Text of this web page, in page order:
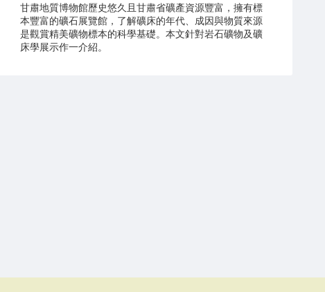
甘肅地質博物館歷史悠久且甘肅省礦產資源豐富，擁有標
本豐富的礦石展覽館，了解礦床的年代、成因與物質來源
是觀賞精美礦物標本的科學基礎。本文針對岩石礦物及礦
床學展示作一介紹。